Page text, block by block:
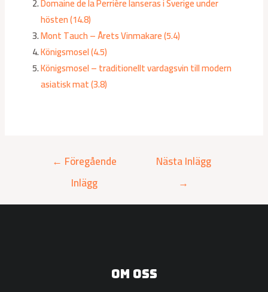
Domaine de la Perrière lanseras i Sverige under
hösten (14.8)
Mont Tauch – Årets Vinmakare (5.4)
Königsmosel (4.5)
Königsmosel – traditionellt vardagsvin till modern
asiatisk mat (3.8)
← Föregående
Inlägg
Nästa Inlägg
→
Om oss